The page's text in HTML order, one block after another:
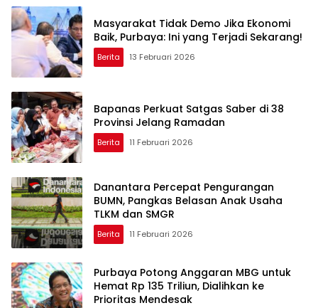
Masyarakat Tidak Demo Jika Ekonomi
Baik, Purbaya: Ini yang Terjadi Sekarang!
Berita 13 Februari 2026
Bapanas Perkuat Satgas Saber di 38
Provinsi Jelang Ramadan
Berita 11 Februari 2026
Danantara Percepat Pengurangan
BUMN, Pangkas Belasan Anak Usaha
TLKM dan SMGR
Berita 11 Februari 2026
Purbaya Potong Anggaran MBG untuk
Hemat Rp 135 Triliun, Dialihkan ke
Prioritas Mendesak